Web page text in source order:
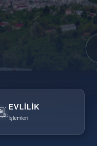
EVLILIK
İşlemleri